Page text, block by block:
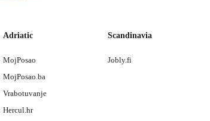
Adriatic
MojPosao
MojPosao.ba
Vrabotuvanje
Hercul.hr
Scandinavia
Jobly.fi